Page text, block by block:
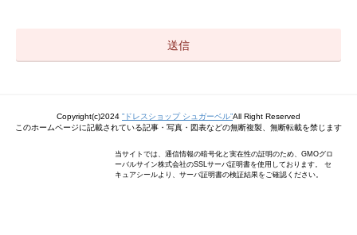
Copyright(c)2024 ”ドレスショップ シュガーベル”All Right Reserved
このホームページに記載されている記事・写真・図表などの無断複製、無断転載を禁じます
当サイトでは、通信情報の暗号化と実在性の証明のため、GMOグロ
ーバルサイン株式会社のSSLサーバ証明書を使用しております。 セ
キュアシールより、サーバ証明書の検証結果をご確認ください。